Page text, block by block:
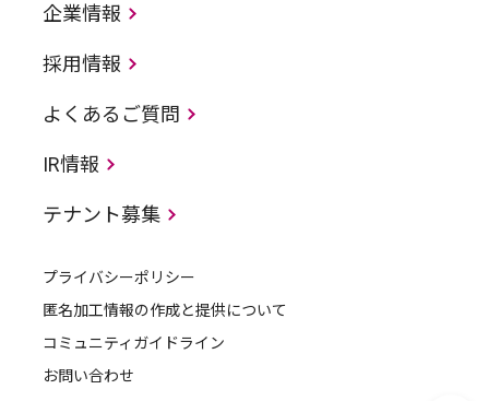
企業情報
採用情報
よくあるご質問
IR情報
テナント募集
プライバシーポリシー
匿名加工情報の作成と提供について
コミュニティガイドライン
お問い合わせ